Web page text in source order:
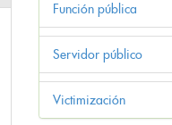
Función pública
Servidor público
Victimización